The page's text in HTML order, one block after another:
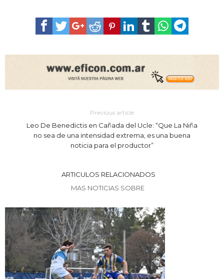
Previous article
Leo De Benedictis en Cañada del Ucle: “Que La Niña
no sea de una intensidad extrema, es una buena
noticia para el productor”
ARTICULOS RELACIONADOS
MAS NOTICIAS SOBRE